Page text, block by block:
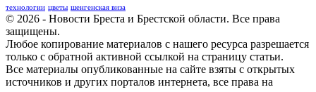
технологии цветы шенгенская виза
© 2026 - Новости Бреста и Брестской области. Все права
защищены.
Любое копирование материалов с нашего ресурса разрешается
только с обратной активной ссылкой на страницу статьи.
Все материалы опубликованные на сайте взяты с открытых
источников и других порталов интернета, все права на